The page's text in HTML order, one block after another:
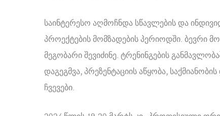
საინტერესო აღმოჩნდა სწავლების და
პროექტების მომზადების პერიოდში. ბევრი
მეგობარი შევიძინე. ტრენინგების
დაგეგმვა, პრეზენტაციის აწყობა,
ჩვევები.